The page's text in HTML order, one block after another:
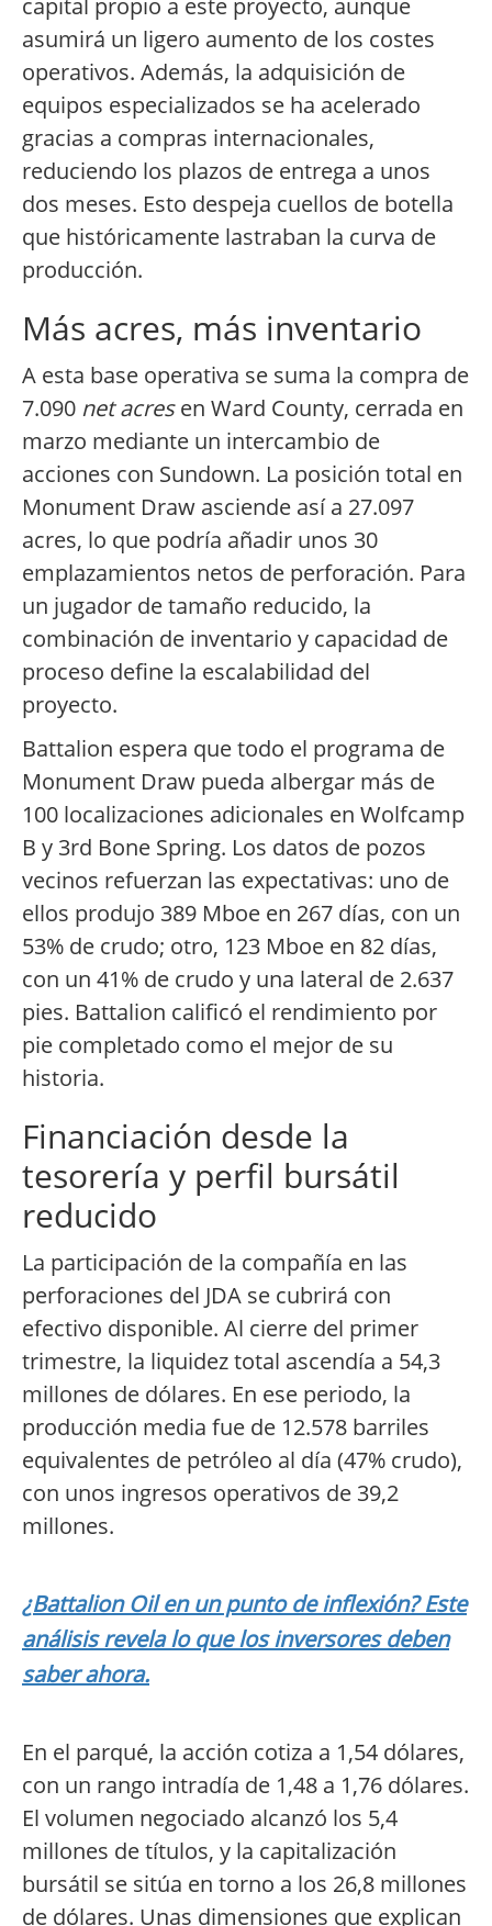
capital propio a este proyecto, aunque
asumirá un ligero aumento de los costes
operativos. Además, la adquisición de
equipos especializados se ha acelerado
gracias a compras internacionales,
reduciendo los plazos de entrega a unos
dos meses. Esto despeja cuellos de botella
que históricamente lastraban la curva de
producción.
Más acres, más inventario
A esta base operativa se suma la compra de
7.090 net acresen Ward County, cerrada en
marzo mediante un intercambio de
acciones con Sundown. La posición total en
Monument Draw asciende así a 27.097
acres, lo que podría añadir unos 30
emplazamientos netos de perforación. Para
un jugador de tamaño reducido, la
combinación de inventario y capacidad de
proceso define la escalabilidad del
proyecto.
Battalion espera que todo el programa de
Monument Draw pueda albergar más de
100 localizaciones adicionales en Wolfcamp
B y 3rd Bone Spring. Los datos de pozos
vecinos refuerzan las expectativas: uno de
ellos produjo 389 Mboe en 267 días, con un
53% de crudo; otro, 123 Mboe en 82 días,
con un 41% de crudo y una lateral de 2.637
pies. Battalion calificó el rendimiento por
pie completado como el mejor de su
historia.
Financiación desde la
tesorería y perfil bursátil
reducido
La participación de la compañía en las
perforaciones del JDA se cubrirá con
efectivo disponible. Al cierre del primer
trimestre, la liquidez total ascendía a 54,3
millones de dólares. En ese periodo, la
producción media fue de 12.578 barriles
equivalentes de petróleo al día (47% crudo),
con unos ingresos operativos de 39,2
millones.
¿Battalion Oil en un punto de inflexión? Este
análisis revela lo que los inversores deben
saber ahora.
En el parqué, la acción cotiza a 1,54 dólares,
con un rango intradía de 1,48 a 1,76 dólares.
El volumen negociado alcanzó los 5,4
millones de títulos, y la capitalización
bursátil se sitúa en torno a los 26,8 millones
de dólares. Unas dimensiones que explican